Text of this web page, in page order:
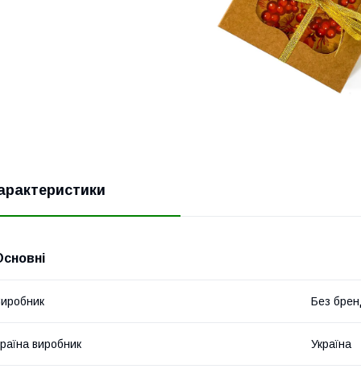
Без
виробник Україна